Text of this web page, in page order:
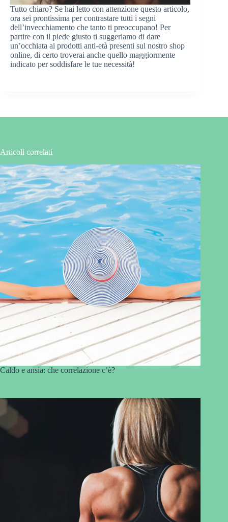
Tutto chiaro? Se hai letto con attenzione questo articolo,
ora sei prontissima per contrastare tutti i segni
dell’invecchiamento che tanto ti preoccupano! Per
partire con il piede giusto ti suggeriamo di dare
un’occhiata ai prodotti anti-età presenti sul nostro shop
online, di certo troverai anche quello maggiormente
indicato per soddisfare le tue necessità!
Articoli correlati
Caldo e ansia: che correlazione c’è?